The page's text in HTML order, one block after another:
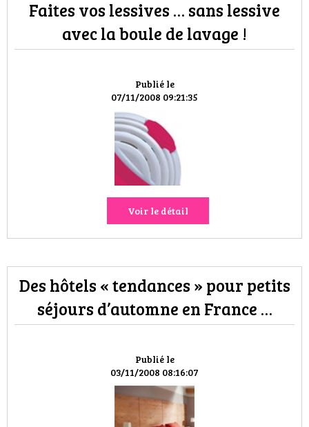
Publié le
07/11/2008 09:21:35
Faites vos lessives … sans lessive
avec la boule de lavage !
Voir le détail
Publié le
03/11/2008 08:16:07
Des hôtels « tendances » pour petits
séjours d’automne en France …